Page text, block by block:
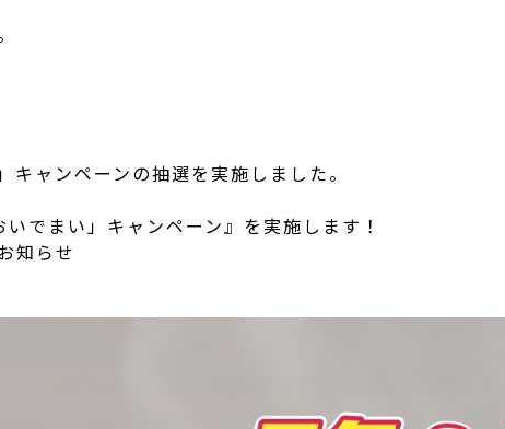
ャンペーンの抽選を実施しました。
でまい」キャンペーン』を実施します！
知らせ